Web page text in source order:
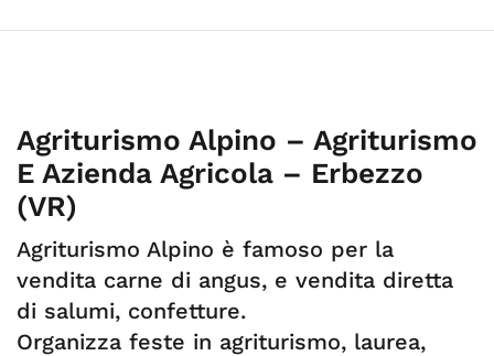
Agriturismo Alpino – Agriturismo
E Azienda Agricola – Erbezzo
(VR)
Agriturismo Alpino è famoso per la
vendita carne di angus, e vendita diretta
di salumi, confetture.
Organizza feste in agriturismo, laurea,